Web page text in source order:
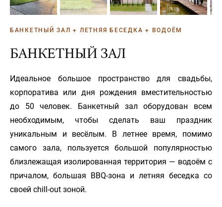
БАНКЕТНЫЙ ЗАЛ + ЛЕТНЯЯ БЕСЕДКА + ВОДОЁМ
БАНКЕТНЫЙ ЗАЛ
Идеальное большое пространство для свадьбы,
корпоратива или дня рождения вместительностью
до 50 человек. Банкетный зал оборудован всем
необходимым, чтобы сделать ваш праздник
уникальным и весёлым. В летнее время, помимо
самого зала, пользуется большой популярностью
близлежащая изолированная территория — водоём с
причалом, большая BBQ-зона и летняя беседка со
своей chill-out зоной.